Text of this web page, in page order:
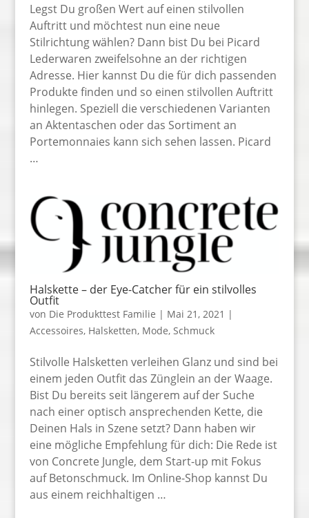
Legst Du großen Wert auf einen stilvollen
Auftritt und möchtest nun eine neue
Stilrichtung wählen? Dann bist Du bei Picard
Lederwaren zweifelsohne an der richtigen
Adresse. Hier kannst Du die für dich passenden
Produkte finden und so einen stilvollen Auftritt
hinlegen. Speziell die verschiedenen Varianten
an Aktentaschen oder das Sortiment an
Portemonnaies kann sich sehen lassen. Picard
…
Halskette – der Eye-Catcher für ein stilvolles
Outfit
von Die Produkttest Familie | Mai 21, 2021 |
Accessoires, Halsketten, Mode, Schmuck
Stilvolle Halsketten verleihen Glanz und sind bei
einem jeden Outfit das Zünglein an der Waage.
Bist Du bereits seit längerem auf der Suche
nach einer optisch ansprechenden Kette, die
Deinen Hals in Szene setzt? Dann haben wir
eine mögliche Empfehlung für dich: Die Rede ist
von Concrete Jungle, dem Start-up mit Fokus
auf Betonschmuck. Im Online-Shop kannst Du
aus einem reichhaltigen …